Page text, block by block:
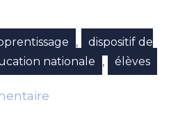
,
dispositif de
nationale , élèves